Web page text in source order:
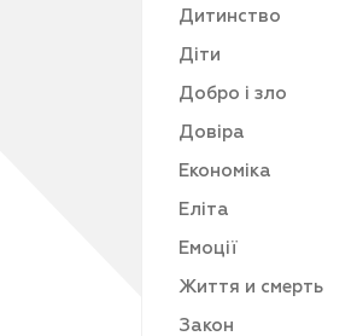
Дитинство
Діти
Добро і зло
Довіра
Економіка
Еліта
Емоції
Життя и смерть
Закон